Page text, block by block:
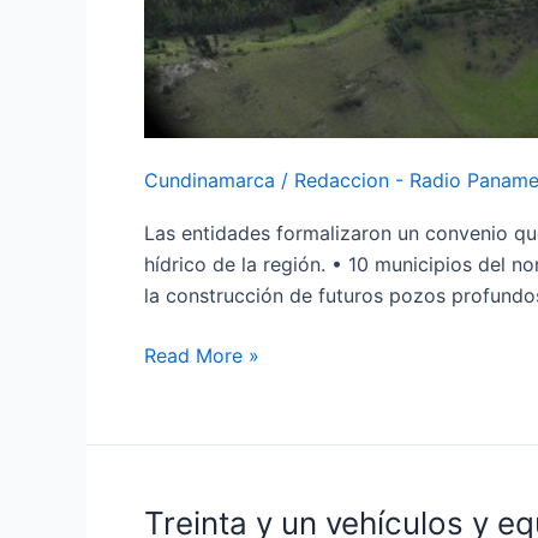
Cundinamarca / Redaccion - Radio
Las entidades formalizaron un convenio
hídrico de la región. • 10 municipios del
la construcción de futuros pozos
Read More »
Treinta y un vehículos y
Treinta